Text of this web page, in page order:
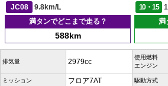
JC08
9.8km/L 10・15
満タンでどこまで走る？
588km
満
排気量 2979cc
使用燃料
エンジン
ミッション フロア7AT 駆動方式